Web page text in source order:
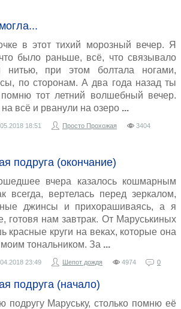
в этот тихий морозный вечер. Я
было раньше, всё, что связывало
нитью, при этом болтала ногами,
по сторонам. А два года назад ты
тот летний волшебный вечер.
всё и рванули на озеро
18:51 Просто Прохожая
3404
подруга (окончание)
вчера казалось кошмарным
всегда, вертелась перед зеркалом,
джинсы и прихорашиваясь, а я
готовя нам завтрак. От Маруськиных
красные круги на веках, которые она
тональником. За
23:49 Шепот дождя 4974 0
подруга (начало)
подругу Маруську, столько помню её